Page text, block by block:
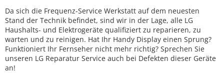
Da sich die Frequenz-Service Werkstatt auf dem neuesten
Stand der Technik befindet, sind wir in der Lage, alle LG
Haushalts- und Elektrogeräte qualifiziert zu reparieren, zu
warten und zu reinigen. Hat Ihr Handy Display einen Sprung?
Funktioniert Ihr Fernseher nicht mehr richtig? Sprechen Sie
unseren LG Reparatur Service auch bei Defekten dieser Geräte
an!